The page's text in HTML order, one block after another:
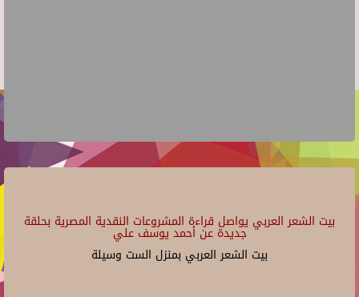
بيت الشعر العربي يواصل قراءة المشروعات النقدية المصرية بحلقة
جديدة عن أحمد يوسف علي
بيت الشعر العربي بمنزل الست وسيلة